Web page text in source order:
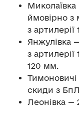
ймовірно з
з артилерії
Янжулівка
з
120 мм.
Тимоновичі
скиди з
Леонівка —